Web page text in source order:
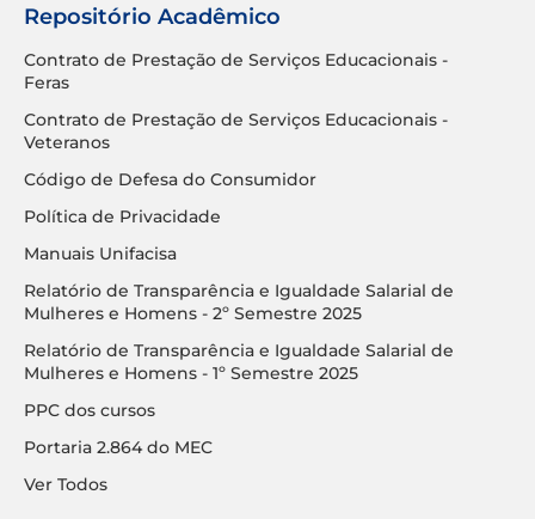
Repositório Acadêmico
Contrato de Prestação de Serviços Educacionais -
Feras
Contrato de Prestação de Serviços Educacionais -
Veteranos
Código de Defesa do Consumidor
Política de Privacidade
Manuais Unifacisa
Relatório de Transparência e Igualdade Salarial de
Mulheres e Homens - 2º Semestre 2025
Relatório de Transparência e Igualdade Salarial de
Mulheres e Homens - 1º Semestre 2025
PPC dos cursos
Portaria 2.864 do MEC
Ver Todos